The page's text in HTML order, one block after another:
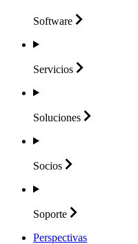
Software
Servicios
Soluciones
Socios
Soporte
Perspectivas